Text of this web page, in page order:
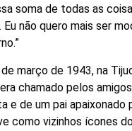
soma de todas as
não quero mais ser
março de 1943, na
chamado pelos
e de um pai apaixonado
como vizinhos ícones